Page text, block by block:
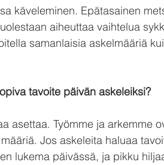
käveleminen. Epätasainen
aiheuttaa vaihtelua
samanlaisia askelmääriä
tavoite päivän askeleiksi?
asettaa. Työmme ja arkemme
Jos askeleita haluaa
lukema päivässä, ja pikku